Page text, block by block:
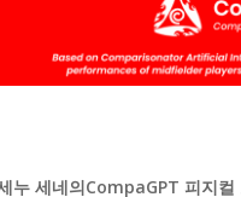
누 세네의CompaGPT 피지컬